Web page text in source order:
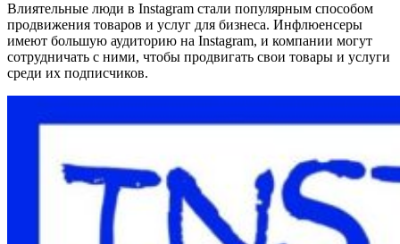
Влиятельные люди в Instagram стали популярным способом
продвижения товаров и услуг для бизнеса. Инфлюенсеры
имеют большую аудиторию на Instagram, и компании могут
сотрудничать с ними, чтобы продвигать свои товары и услуги
среди их подписчиков.